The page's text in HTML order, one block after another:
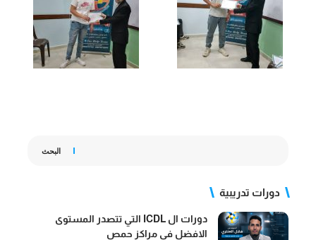
البحث
دورات تدريبية
دورات ال ICDL التي تتصدر المستوى
الافضل في مراكز حمص